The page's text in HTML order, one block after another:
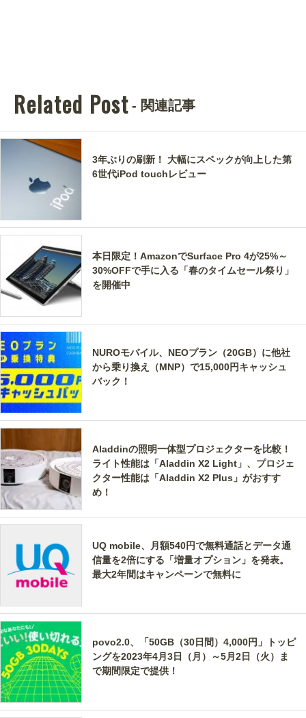
Related Post - 関連記事
3年ぶりの刷新！ 大幅にスペックが向上した第
6世代iPod touchレビュー
本日限定！AmazonでSurface Pro 4が25%～
30%OFFで手に入る「春のタイムセール祭り」
を開催中
NUROモバイル、NEOプラン（20GB）に他社
から乗り換え（MNP）で15,000円キャッシュ
バック！
Aladdinの照明一体型プロジェクターを比較！
ライト性能は「Aladdin X2 Light」、プロジェ
クター性能は「Aladdin X2 Plus」がおすす
め！
UQ mobile、月額540円で無料通話とデータ通
信量を2倍にする「増量オプション」を発表。
最大2年間はキャンペーンで無料に
povo2.0、「50GB（30日間）4,000円」トッピ
ングを2023年4月3日（月）～5月2日（火）ま
で期間限定で提供！